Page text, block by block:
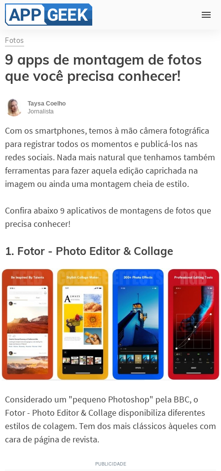
Fotos
9 apps de montagem de fotos
que você precisa conhecer!
Taysa Coelho
Jornalista
Com os smartphones, temos à mão câmera fotográfica
para registrar todos os momentos e publicá-los nas
redes sociais. Nada mais natural que tenhamos também
ferramentas para fazer aquela edição caprichada na
imagem ou ainda uma montagem cheia de estilo.
Confira abaixo 9 aplicativos de montagens de fotos que
precisa conhecer!
1. Fotor - Photo Editor & Collage
Considerado um "pequeno Photoshop" pela BBC, o
Fotor - Photo Editor & Collage disponibiliza diferentes
estilos de colagem. Tem dos mais clássicos àqueles com
cara de página de revista.